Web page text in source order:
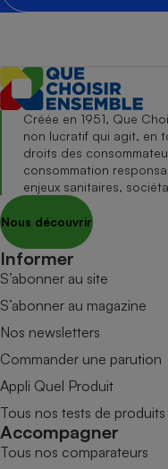
Créée en 1951, Que
non lucratif qui agit, en
droits des
consommation
enjeux sanitaires,
Nous découvrir
Informer
S’abonner au site
S’abonner au magazine
Nos newsletters
Commander une parution
Appli Quel Produit
Tous nos tests de produits
Accompagner
Tous nos comparateurs